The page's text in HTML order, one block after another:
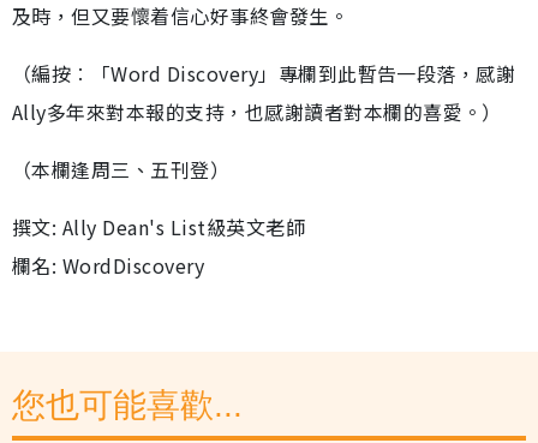
及時，但又要懷着信心好事終會發生。
（編按︰「Word Discovery」專欄到此暫告一段落，感謝
Ally多年來對本報的支持，也感謝讀者對本欄的喜愛。）
（本欄逢周三、五刊登）
撰文: Ally Dean's List級英文老師
欄名: WordDiscovery
您也可能喜歡...